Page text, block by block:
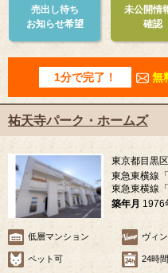
売出し待ち
お知らせ希望
未公開情
確認
1分で完了！ 無
祐天寺パーク・ホームズ
東京都目黒
東急東横線
東急東横線
築年月 1976
低層マンション ヴィ
ペット可 24時